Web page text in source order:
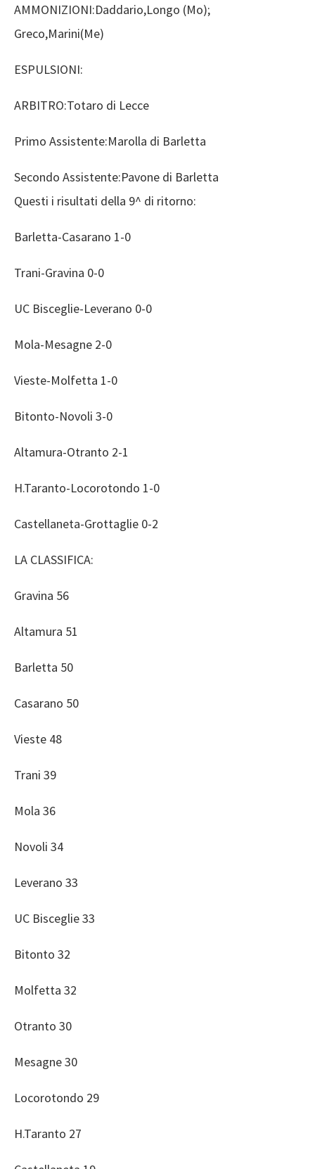
AMMONIZIONI:Daddario,Longo (Mo);
Greco,Marini(Me)
ESPULSIONI:
ARBITRO:Totaro di Lecce
Primo Assistente:Marolla di Barletta
Secondo Assistente:Pavone di Barletta
Questi i risultati della 9^ di ritorno:
Barletta-Casarano 1-0
Trani-Gravina 0-0
UC Bisceglie-Leverano 0-0
Mola-Mesagne 2-0
Vieste-Molfetta 1-0
Bitonto-Novoli 3-0
Altamura-Otranto 2-1
H.Taranto-Locorotondo 1-0
Castellaneta-Grottaglie 0-2
LA CLASSIFICA:
Gravina 56
Altamura 51
Barletta 50
Casarano 50
Vieste 48
Trani 39
Mola 36
Novoli 34
Leverano 33
UC Bisceglie 33
Bitonto 32
Molfetta 32
Otranto 30
Mesagne 30
Locorotondo 29
H.Taranto 27